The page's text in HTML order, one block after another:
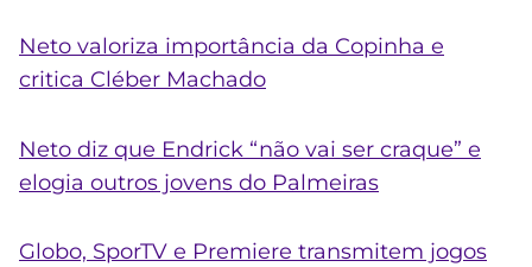
Neto valoriza importância da Copinha e
critica Cléber Machado
Neto diz que Endrick “não vai ser craque” e
elogia outros jovens do Palmeiras
Globo, SporTV e Premiere transmitem jogos